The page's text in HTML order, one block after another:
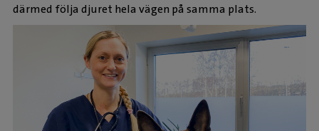
därmed följa djuret hela vägen på samma plats.